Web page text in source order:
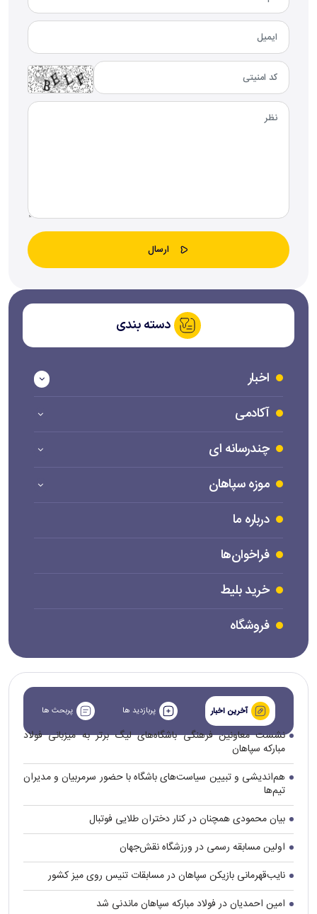
دسته بندی
اخبار
آکادمی
چندرسانه ای
موزه سپاهان
درباره ما
فراخوان‌ها
خرید بلیط
فروشگاه
آخرین اخبار پربازدید ها پربحث ها
نشست معاونین فرهنگی باشگاه‌های لیگ برتر به میزبانی فولاد
مبارکه سپاهان
هم‌اندیشی و تبیین سیاست‌های باشگاه با حضور سرمربیان و مدیران
تیم‌ها
بیان محمودی همچنان در کنار دختران طلایی فوتبال
اولین مسابقه رسمی در ورزشگاه نقش‌جهان
نایب‌قهرمانی بازیکن سپاهان در مسابقات تنیس روی میز کشور
امین احمدیان در فولاد مبارکه سپاهان ماندنی شد